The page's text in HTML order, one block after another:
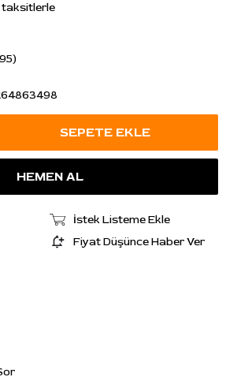
taksitlerle
İstek Listeme Ekle
Fiyat Düşünce Haber Ver